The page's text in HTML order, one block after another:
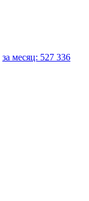
за месяц: 527 336